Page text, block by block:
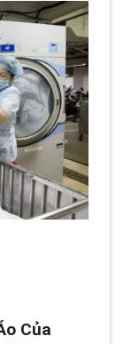
Của